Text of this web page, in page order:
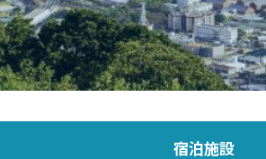
宿泊施設